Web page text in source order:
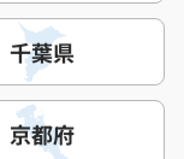
千葉県
京都府